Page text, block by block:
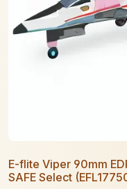
E-flite Viper 90mm
SAFE Select